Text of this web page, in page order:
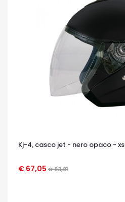
Kj-4, casco jet - nero opaco - xs
€ 67,05 € 83,81
OCCHIATA VELOCE